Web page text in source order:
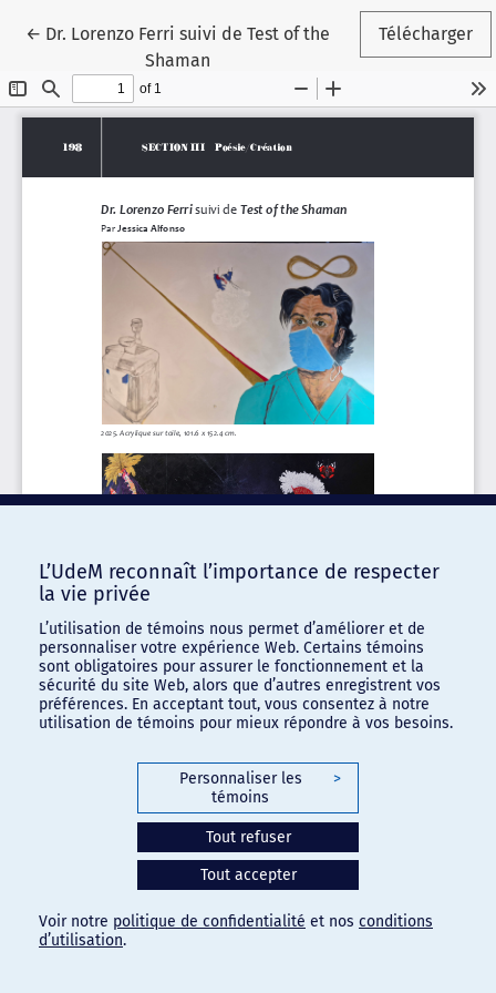
← Retourner aux renseignements sur l'article
Dr. Lorenzo Ferri suivi de Test of the
Shaman
Télécharger
Paramètres des témoins
L’UdeM reconnaît l’importance de respecter
la vie privée
L’utilisation de témoins nous permet d’améliorer et de
personnaliser votre expérience Web. Certains témoins
sont obligatoires pour assurer le fonctionnement et la
sécurité du site Web, alors que d’autres enregistrent vos
préférences. En acceptant tout, vous consentez à notre
utilisation de témoins pour mieux répondre à vos besoins.
Personnaliser les
témoins
>
Tout refuser
Tout accepter
Voir notre politique de confidentialité et nos conditions
d’utilisation.